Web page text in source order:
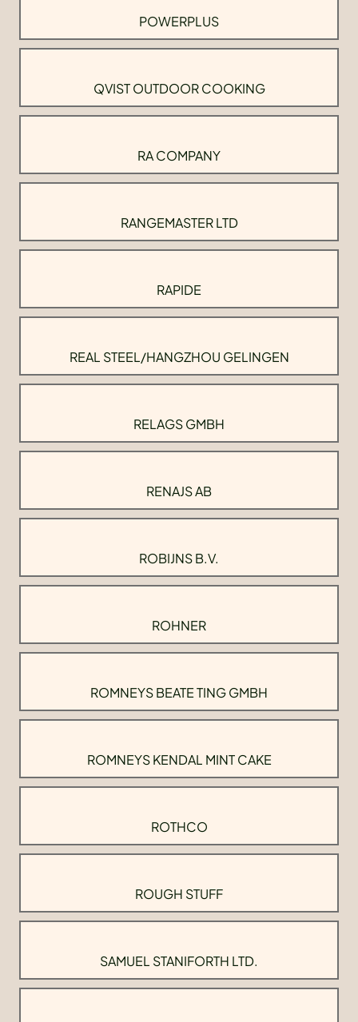
POWERPLUS
QVIST OUTDOOR COOKING
RA COMPANY
RANGEMASTER LTD
RAPIDE
REAL STEEL/HANGZHOU GELINGEN
RELAGS GMBH
RENAJS AB
ROBIJNS B.V.
ROHNER
ROMNEYS BEATE TING GMBH
ROMNEYS KENDAL MINT CAKE
ROTHCO
ROUGH STUFF
SAMUEL STANIFORTH LTD.